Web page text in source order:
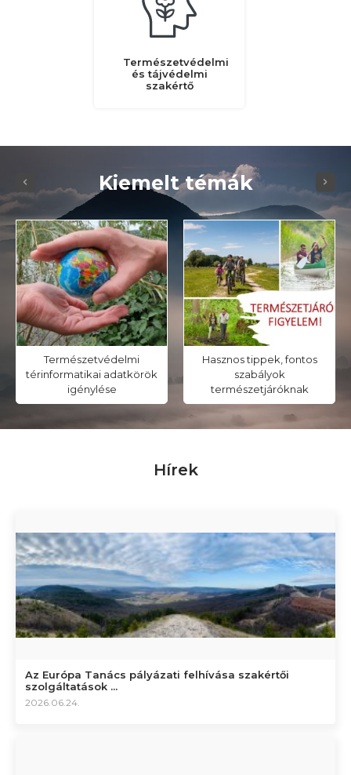
Természetvédelmi
és tájvédelmi
szakértő
Kiemelt témák
Természetvédelmi
térinformatikai adatkörök
igénylése
Hasznos tippek, fontos
szabályok
természetjáróknak
Hírek
Az Európa Tanács pályázati felhívása szakértői
szolgáltatások ...
2026.06.24.